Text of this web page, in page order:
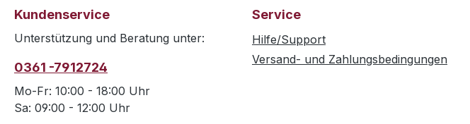
Kundenservice
Unterstützung und Beratung unter:
0361 -7912724
Mo-Fr: 10:00 - 18:00 Uhr
Sa: 09:00 - 12:00 Uhr
Service
Hilfe/Support
Versand- und Zahlungsbedingungen